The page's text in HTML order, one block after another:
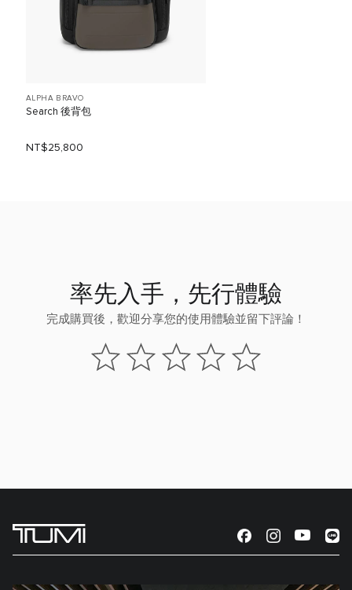
ALPHA BRAVO
Search 後背包
NT$25,800
率先入手，先行體驗
完成購買後，歡迎分享您的使用體驗並留下評論！